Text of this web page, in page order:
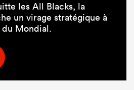
les All Blacks, la
un virage stratégique à
du Mondial.